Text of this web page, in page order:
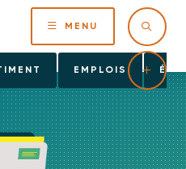
MENU
EMPLOIS